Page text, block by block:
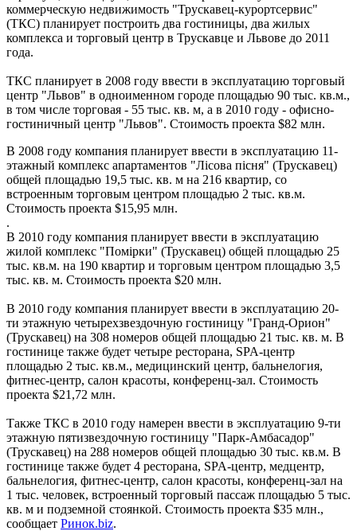
коммерческую недвижимость "Трускавец-курортсервис"
(ТКС) планирует построить два гостиницы, два жилых
комплекса и торговый центр в Трускавце и Львове до 2011
года.
ТКС планирует в 2008 году ввести в эксплуатацию торговый
центр "Львов" в одноименном городе площадью 90 тыс. кв.м.,
в том числе торговая - 55 тыс. кв. м, а в 2010 году - офисно-
гостиничный центр "Львов". Стоимость проекта $82 млн.
В 2008 году компания планирует ввести в эксплуатацию 11-
этажный комплекс апартаментов "Лiсова пiсня" (Трускавец)
общей площадью 19,5 тыс. кв. м на 216 квартир, со
встроенным торговым центром площадью 2 тыс. кв.м.
Стоимость проекта $15,95 млн.
.
В 2010 году компания планирует ввести в эксплуатацию
жилой комплекс "Помiрки" (Трускавец) общей площадью 25
тыс. кв.м. на 190 квартир и торговым центром площадью 3,5
тыс. кв. м. Стоимость проекта $20 млн.
В 2010 году компания планирует ввести в эксплуатацию 20-
ти этажную четырехзвездочную гостиницу "Гранд-Орион"
(Трускавец) на 308 номеров общей площадью 21 тыс. кв. м. В
гостинице также будет четыре ресторана, SPA-центр
площадью 2 тыс. кв.м., медицинский центр, бальнелогия,
фитнес-центр, салон красоты, конференц-зал. Стоимость
проекта $21,72 млн.
Также ТКС в 2010 году намерен ввести в эксплуатацию 9-ти
этажную пятизвездочную гостиницу "Парк-Амбасадор"
(Трускавец) на 288 номеров общей площадью 30 тыс. кв.м. В
гостинице также будет 4 ресторана, SPA-центр, медцентр,
бальнелогия, фитнес-центр, салон красоты, конференц-зал на
1 тыс. человек, встроенный торговый пассаж площадью 5 тыс.
кв. м и подземной стоянкой. Стоимость проекта $35 млн.,
сообщает Ринок.biz.